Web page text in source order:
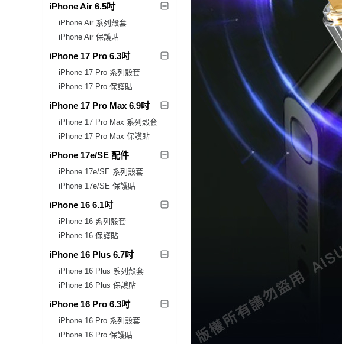
iPhone Air 6.5吋
iPhone Air 系列殼套
iPhone Air 保護貼
iPhone 17 Pro 6.3吋
iPhone 17 Pro 系列殼套
iPhone 17 Pro 保護貼
iPhone 17 Pro Max 6.9吋
iPhone 17 Pro Max 系列殼套
iPhone 17 Pro Max 保護貼
iPhone 17e/SE 配件
iPhone 17e/SE 系列殼套
iPhone 17e/SE 保護貼
iPhone 16 6.1吋
iPhone 16 系列殼套
iPhone 16 保護貼
iPhone 16 Plus 6.7吋
iPhone 16 Plus 系列殼套
iPhone 16 Plus 保護貼
iPhone 16 Pro 6.3吋
iPhone 16 Pro 系列殼套
iPhone 16 Pro 保護貼